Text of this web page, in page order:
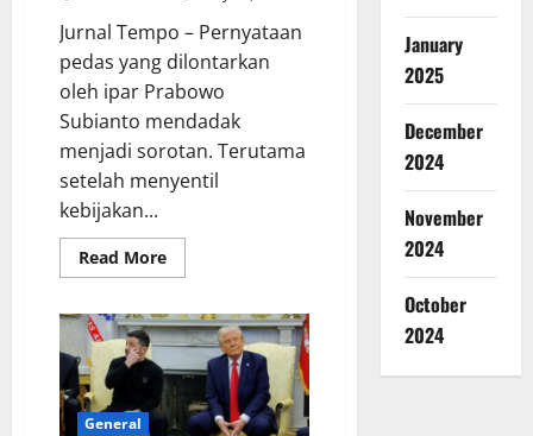
Jurnal Tempo – Pernyataan
pedas yang dilontarkan
oleh ipar Prabowo
Subianto mendadak
menjadi sorotan. Terutama
setelah menyentil
kebijakan...
Read MoreRead
more
Amerika
Setelah
Prabowo
Sindir
Kebijakan
Trump
General
January
2025
December
2024
November
2024
October
2024